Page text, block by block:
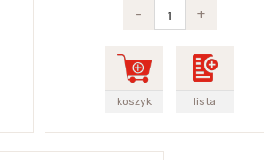
-
+
koszyk lista